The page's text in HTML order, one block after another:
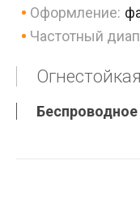
Оформление:
Частотный